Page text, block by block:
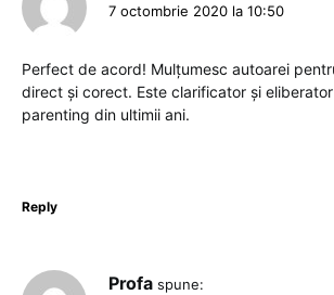
7 octombrie 2020 la 10:50
Perfect de acord! Mulțumesc autoarei
direct și corect. Este clarificator și
parenting din ultimii ani.
Reply
Profa spune: